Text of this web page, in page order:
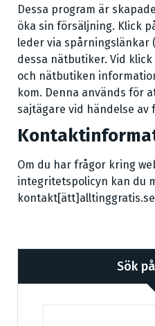
Dessa program är
öka sin försäljning. Klick
leder via
dessa nätbutiker. Vid
och nätbutiken
kom. Denna används för
sajtägare vid händelse av
Om du har frågor kring
integritetspolicyn kan du
kontakt[ätt]alltinggratis.se
Sök